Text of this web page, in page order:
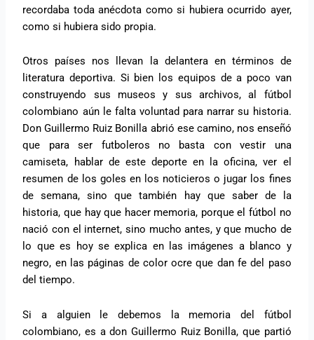
recordaba toda anécdota como si hubiera ocurrido ayer,
como si hubiera sido propia.
Otros países nos llevan la delantera en términos de
literatura deportiva. Si bien los equipos de a poco van
construyendo sus museos y sus archivos, al fútbol
colombiano aún le falta voluntad para narrar su historia.
Don Guillermo Ruiz Bonilla abrió ese camino, nos enseñó
que para ser futboleros no basta con vestir una
camiseta, hablar de este deporte en la oficina, ver el
resumen de los goles en los noticieros o jugar los fines
de semana, sino que también hay que saber de la
historia, que hay que hacer memoria, porque el fútbol no
nació con el internet, sino mucho antes, y que mucho de
lo que es hoy se explica en las imágenes a blanco y
negro, en las páginas de color ocre que dan fe del paso
del tiempo.
Si a alguien le debemos la memoria del fútbol
colombiano, es a don Guillermo Ruiz Bonilla, que partió